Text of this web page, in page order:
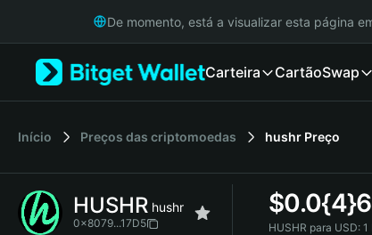
Русский
Italiano
简体中文
繁體中文
De momento, está a visualizar esta página
Carteira CartãoSwap
Início Preços das criptomoedas hushr Preço
HUSHR hushr
0x8079...17D5
$
HUSHR para USD: 1